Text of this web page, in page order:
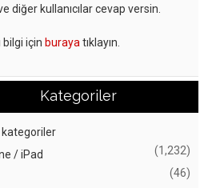
diğer kullanıcılar cevap versin.
bilgi için buraya tıklayın.
Kategoriler
/ iPad
(1,232)
(46)